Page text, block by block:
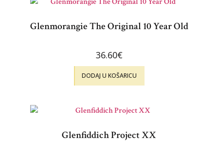
Glenmorangie The Original 10 Year Old
36.60€
DODAJ U KOŠARICU
Glenfiddich Project XX